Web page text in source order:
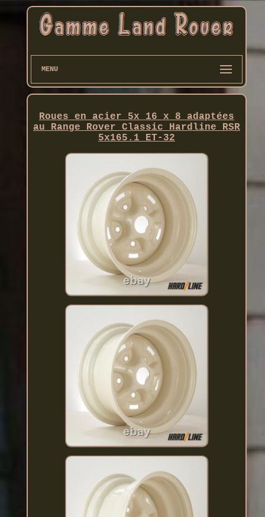
MENU
Roues en acier 5x 16 x 8 adaptées
au Range Rover Classic Hardline RSR
5x165.1 ET-32